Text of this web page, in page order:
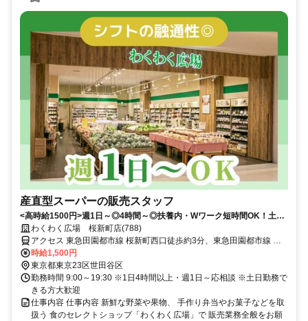
産直型スーパーの販売スタッフ
<高時給1500円>週1日～◎4時間～◎扶養内・Wワーク短時間OK！土日
のみ可/未経験OK
わくわく広場 桜新町店(788)
アクセス 東急田園都市線 桜新町西口徒歩約3分、東急田園都市線 用
賀東口徒歩約14分、東急田園都市線 駒沢大学駒沢公園口徒歩約23分
時給1,500円
東京都東京23区世田谷区
勤務時間 9:00～19:30 ※1日4時間以上・週1日～応相談 ※土日勤務で
きる方大歓迎
仕事内容 仕事内容 新鮮な野菜や果物、 手作り弁当やお菓子などを取
扱う 食のセレクトショップ「わくわく広場」で 販売業務全般をお願